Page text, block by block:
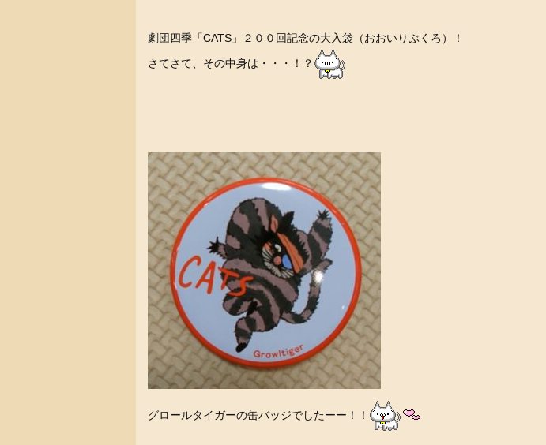
劇団四季「CATS」２００回記念の大入袋（おおいりぶくろ）！
さてさて、その中身は・・・！？
グロールタイガーの缶バッジでしたーー！！